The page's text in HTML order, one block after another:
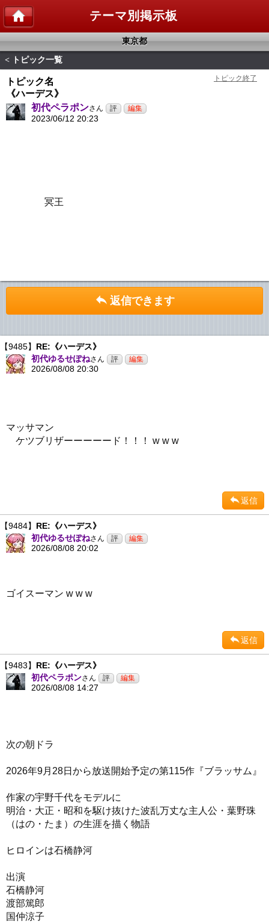
テーマ別掲示板
東京都
< トピック一覧
トピック名
《ハーデス》
初代ペラポンさん
2023/06/12 20:23
冥王
返信できます
【9485】 RE:《ハーデス》
初代ゆるせぽねさん
2026/08/08 20:30
マッサマン
ケツブリザーーーーード！！！ w w w
返信
【9484】 RE:《ハーデス》
初代ゆるせぽねさん
2026/08/08 20:02
ゴイスーマン w w w
返信
【9483】 RE:《ハーデス》
初代ペラポンさん
2026/08/08 14:27
次の朝ドラ
2026年9月28日から放送開始予定の第115作『ブラッサム』
作家の宇野千代をモデルに
明治・大正・昭和を駆け抜けた波乱万丈な主人公・葉野珠
（はの・たま）の生涯を描く物語
ヒロインは石橋静河
出演
石橋静河
渡部篤郎
国仲涼子